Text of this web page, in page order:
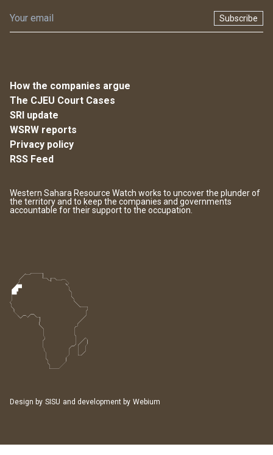
Subscribe
How the companies argue
The CJEU Court Cases
SRI update
WSRW reports
Privacy policy
RSS Feed
Western Sahara Resource Watch works to uncover the plunder of
the territory and to keep the companies and governments
accountable for their support to the occupation.
Design by SISU and development by Webium